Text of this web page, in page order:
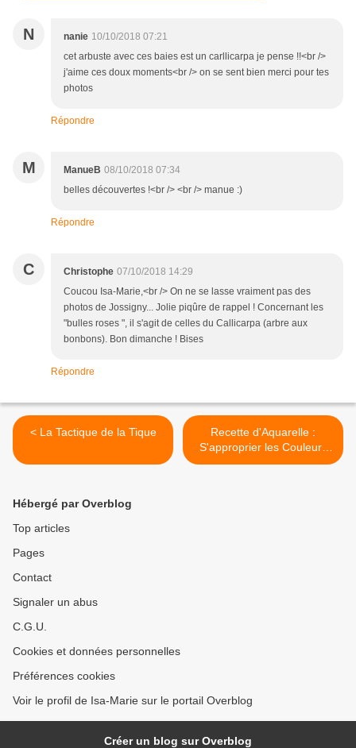
N nanie 10/10/2018 07:21
cet arbuste avec ces baies est un carllicarpa je pense !!<br />
j'aime ces doux moments<br /> on se sent bien merci pour tes
photos
Répondre
M ManueB 08/10/2018 07:34
belles découvertes !<br /> <br /> manue :)
Répondre
C Christophe 07/10/2018 14:29
Coucou Isa-Marie,<br /> On ne se lasse vraiment pas des
photos de Jossigny... Jolie piqûre de rappel ! Concernant les
"bulles roses ", il s'agit de celles du Callicarpa (arbre aux
bonbons). Bon dimanche ! Bises
Répondre
< La Tactique de la Tique
Recette d'Aquarelle :
S'approprier les Couleurs
d'une nouvelle Boîte >
Hébergé par Overblog
Top articles
Pages
Contact
Signaler un abus
C.G.U.
Cookies et données personnelles
Préférences cookies
Voir le profil de Isa-Marie sur le portail Overblog
Créer un blog sur Overblog